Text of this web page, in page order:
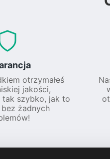
otrzymałeś
jakości,
szybko, jak to
żadnych